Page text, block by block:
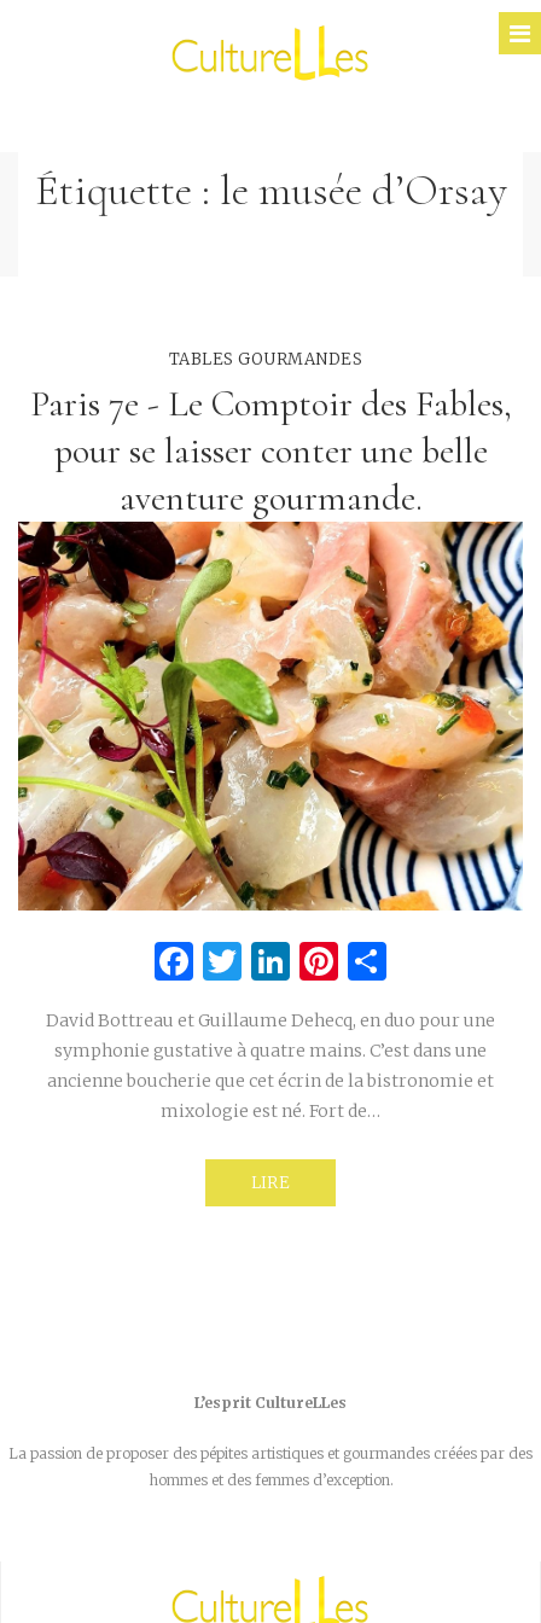
Étiquette : le musée d’Orsay
TABLES GOURMANDES
Paris 7e - Le Comptoir des Fables,
pour se laisser conter une belle
aventure gourmande.
Facebook
Twitter
LinkedIn
Pinterest
David Bottreau et Guillaume Dehecq, en duo pour une
symphonie gustative à quatre mains. C’est dans une
ancienne boucherie que cet écrin de la bistronomie et
mixologie est né. Fort de…
LIRE
L’esprit CultureLLes
La passion de proposer des pépites artistiques et gourmandes créées par des
hommes et des femmes d’exception.